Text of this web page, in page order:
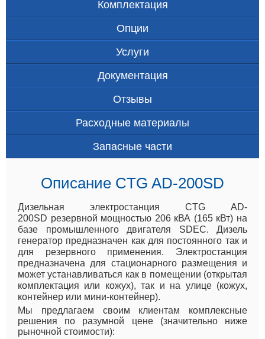
Комплектация
Опции
Услуги
Документация
Отзывы
Расходные материалы
Запасные части
Описание CTG AD-200SD
Дизельная электростанция CTG AD-
200SD резервной мощностью 206 кВА (165 кВт) на
базе промышленного двигателя SDEC. Дизель
генератор предназначен как для постоянного так и
для резервного применения. Электростанция
предназначена для стационарного размещения и
может устанавливаться как в помещении (открытая
комплектация или кожух), так и на улице (кожух,
контейнер или мини-контейнер).
Мы предлагаем своим клиентам комплексные
решения по разумной цене (значительно ниже
рыночной стоимости):